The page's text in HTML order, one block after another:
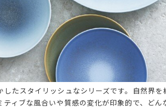
たスタイリッシュなシリーズです。自然界
ィブな風合いや質感の変化が印象的で、ど